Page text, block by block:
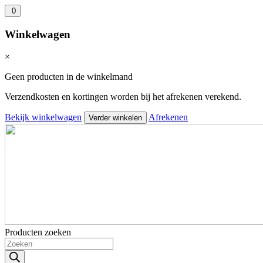
0
Winkelwagen
×
Geen producten in de winkelmand
Verzendkosten en kortingen worden bij het afrekenen verekend.
Bekijk winkelwagen Verder winkelen Afrekenen
Producten zoeken